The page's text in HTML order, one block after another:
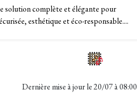
solution complète et élégante pour
esthétique et éco-responsable....
Dernière mise à jour le20/07 à 08:00